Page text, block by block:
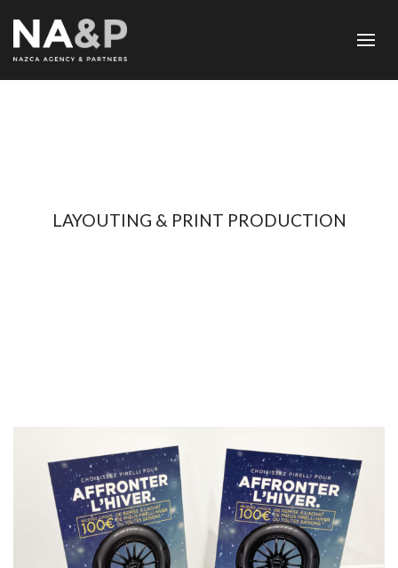
LAYOUTING & PRINT PRODUCTION